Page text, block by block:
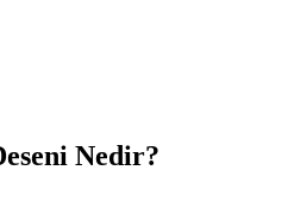
Nedir?